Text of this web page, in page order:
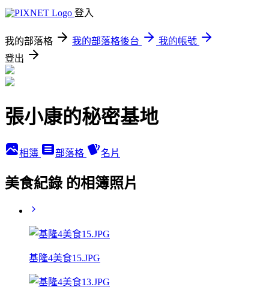
登入
我的部落格 我的部落格後台
我的帳號
登出
張小康的秘密基地
相簿 部落格 名片
美食紀錄 的相簿照片
基隆4美食15.JPG